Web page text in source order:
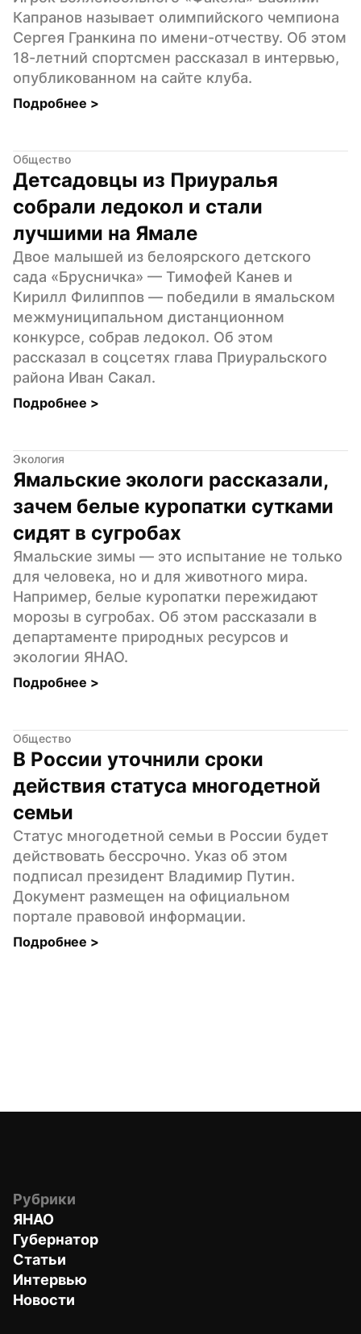
Капранов называет олимпийского чемпиона
Сергея Гранкина по имени-отчеству. Об этом
18-летний спортсмен рассказал в интервью,
опубликованном на сайте клуба.
Подробнее >
Общество
Детсадовцы из Приуралья
собрали ледокол и стали
лучшими на Ямале
Двое малышей из белоярского детского
сада «Брусничка» — Тимофей Канев и
Кирилл Филиппов — победили в ямальском
межмуниципальном дистанционном
конкурсе, собрав ледокол. Об этом
рассказал в соцсетях глава Приуральского
района Иван Сакал.
Подробнее >
Экология
Ямальские экологи рассказали,
зачем белые куропатки сутками
сидят в сугробах
Ямальские зимы — это испытание не только
для человека, но и для животного мира.
Например, белые куропатки пережидают
морозы в сугробах. Об этом рассказали в
департаменте природных ресурсов и
экологии ЯНАО.
Подробнее >
Общество
В России уточнили сроки
действия статуса многодетной
семьи
Статус многодетной семьи в России будет
действовать бессрочно. Указ об этом
подписал президент Владимир Путин.
Документ размещен на официальном
портале правовой информации.
Подробнее >
Рубрики
ЯНАО
Губернатор
Статьи
Интервью
Новости